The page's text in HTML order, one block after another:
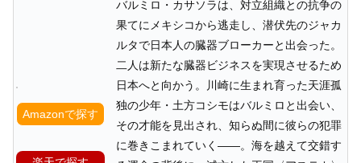
Amazonで探す
バルミロ・カサソラは、対立組織との抗争の
果てにメキシコから逃走し、潜伏先のジャカ
ルタで日本人の臓器ブローカーと出会った。
二人は新たな臓器ビジネスを実現させるため
日本へと向かう。川崎に生まれ育った天涯孤
独の少年・土方コシモはバルミロと出会い、
その才能を見出され、知らぬ間に彼らの犯罪
に巻きこまれていく――。海を越えて交錯す